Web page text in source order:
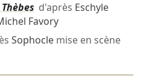
d'après Eschyle
Favory
Sophoclemise en scène